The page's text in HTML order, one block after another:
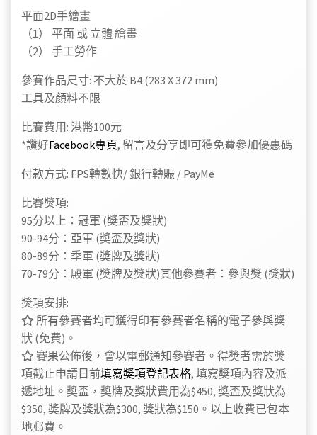
平面2D手繪畫
（1） 平面 或 立體 繪畫
（2） 手工勞作
參賽作品尺寸: 不大於 B4 (283 X 372 mm)
工具及顏料不限
比賽費用: 港幣100元
*讚好Facebook專頁, 留言及分享即可獲免費參加優惠碼
付款方式: FPS轉數快/ 銀行轉賑 / PayMe
比賽獎項:
95分以上：冠軍 (奬盃及獎狀)
90-94分：亞軍 (奬盃及獎狀)
80-89分：季軍 (奬牌及獎狀)
70-79分：殿軍 (奬牌及獎狀)其他參賽者：參與獎 (獎狀)
獎項安排:
所有參賽者均可獲得印有參賽者名稱的電子參與獎
狀 (免費)。
賽果公佈後，會以電郵通知參賽者。得奬者需於獎
項截止申請日前填寫奬項登記表格, 填寫奬項內容及派
遞地址。 奬盃，奬牌及獎狀費用為$450, 奬盃及獎狀為
$350, 奬牌及獎狀為$300, 獎狀為$150。以上收費已包本
地郵費。